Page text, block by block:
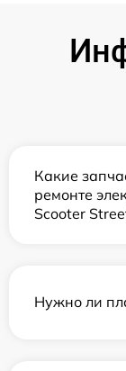
Какие
ремонте
Scooter
Нужно ли